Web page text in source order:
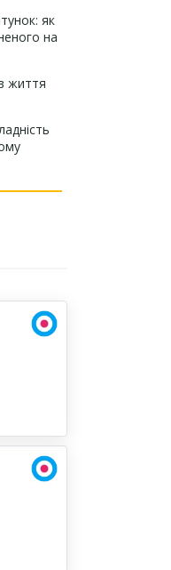
як
на
життя